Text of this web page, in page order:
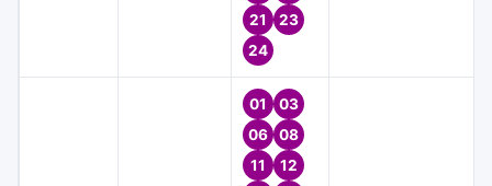
21
23
24
01
03
06
08
11
12